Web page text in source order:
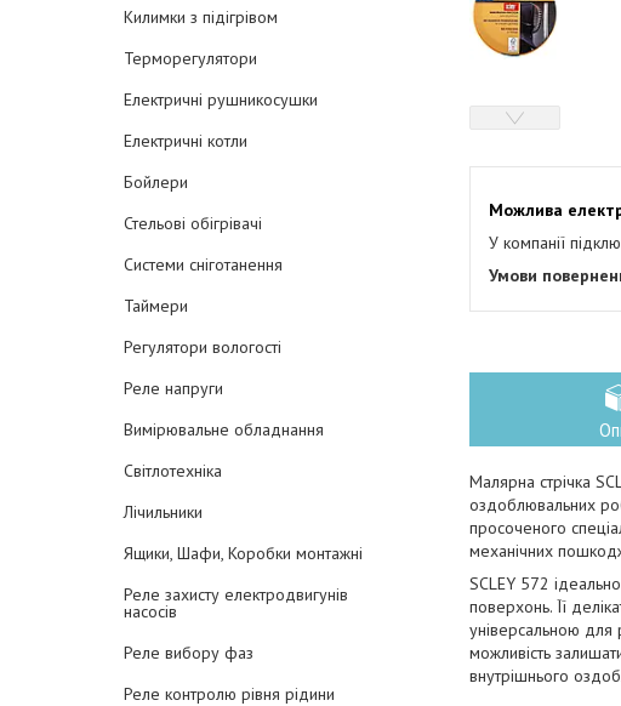
Килимки з підігрівом
Терморегулятори
Електричні рушникосушки
Електричні котли
Бойлери
Стельові обігрівачі
Системи сніготанення
Таймери
Регулятори вологості
Реле напруги
Вимірювальне обладнання
Світлотехніка
Лічильники
Ящики, Шафи, Коробки монтажні
Реле захисту електродвигунів
насосів
Реле вибору фаз
Реле контролю рівня рідини
У компанії
Малярна стрічка
оздоблювальних
просоченого
механічних
SCLEY 572
поверхонь. Її
універсальною для
можливість
внутрішнього